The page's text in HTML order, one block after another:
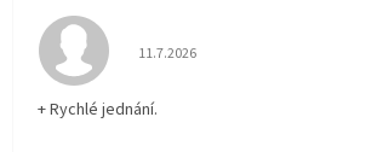
Hodnocení obchodu je 5 z 5
11.7.2026
+ Rychlé jednání.